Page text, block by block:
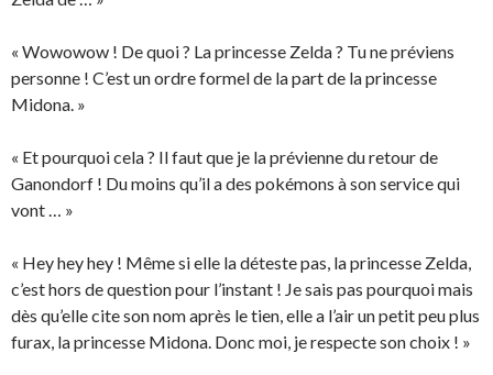
« Wowowow ! De quoi ? La princesse Zelda ? Tu ne préviens
personne ! C’est un ordre formel de la part de la princesse
Midona. »
« Et pourquoi cela ? Il faut que je la prévienne du retour de
Ganondorf ! Du moins qu’il a des pokémons à son service qui
vont … »
« Hey hey hey ! Même si elle la déteste pas, la princesse Zelda,
c’est hors de question pour l’instant ! Je sais pas pourquoi mais
dès qu’elle cite son nom après le tien, elle a l’air un petit peu plus
furax, la princesse Midona. Donc moi, je respecte son choix ! »